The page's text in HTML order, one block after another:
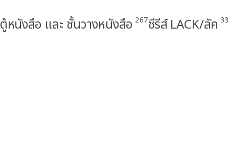
ตู้หนังสือ และ ชั้นวางหนังสือ 267ซีรีส์ LACK/ลัค 33